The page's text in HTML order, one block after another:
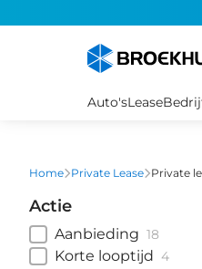
Auto'sLease
Home Private Lease Private
Actie
Aanbieding 18
Korte looptijd 4